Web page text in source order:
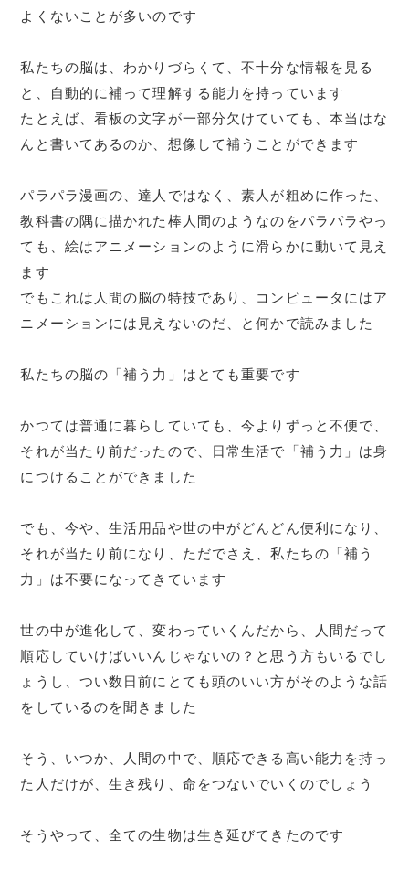
よくないことが多いのです
私たちの脳は、わかりづらくて、不十分な情報を見る
と、自動的に補って理解する能力を持っています
たとえば、看板の文字が一部分欠けていても、本当はな
んと書いてあるのか、想像して補うことができます
パラパラ漫画の、達人ではなく、素人が粗めに作った、
教科書の隅に描かれた棒人間のようなのをパラパラやっ
ても、絵はアニメーションのように滑らかに動いて見え
ます
でもこれは人間の脳の特技であり、コンピュータにはア
ニメーションには見えないのだ、と何かで読みました
私たちの脳の「補う力」はとても重要です
かつては普通に暮らしていても、今よりずっと不便で、
それが当たり前だったので、日常生活で「補う力」は身
につけることができました
でも、今や、生活用品や世の中がどんどん便利になり、
それが当たり前になり、ただでさえ、私たちの「補う
力」は不要になってきています
世の中が進化して、変わっていくんだから、人間だって
順応していけばいいんじゃないの？と思う方もいるでし
ょうし、つい数日前にとても頭のいい方がそのような話
をしているのを聞きました
そう、いつか、人間の中で、順応できる高い能力を持っ
た人だけが、生き残り、命をつないでいくのでしょう
そうやって、全ての生物は生き延びてきたのです